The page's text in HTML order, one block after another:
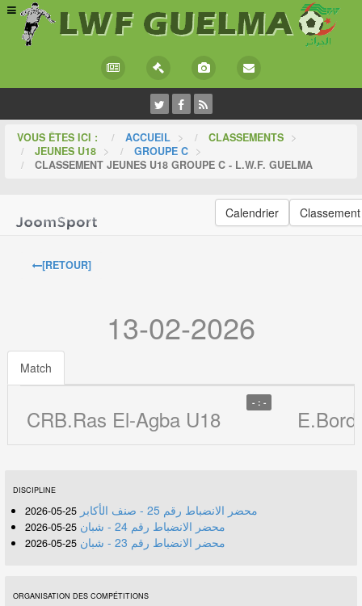
VOUS ÊTES ICI : ACCUEIL > CLASSEMENTS >
JEUNES U18 > GROUPE C >
CLASSEMENT JEUNES U18 GROUPE C - L.W.F. GUELMA
Calendrier Classement
[RETOUR]
13-02-2026
Match
CRB.Ras El-Agba U18
- : -
DISCIPLINE
محضر الانضباط رقم 25 - صنف الأكابر 25-05-2026
محضر الانضباط رقم 24 - شبان 25-05-2026
محضر الانضباط رقم 23 - شبان 25-05-2026
ORGANISATION DES COMPÉTITIONS